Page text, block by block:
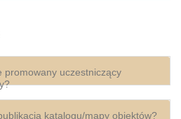
promowany uczestniczący
katalogu/mapy obiektów?